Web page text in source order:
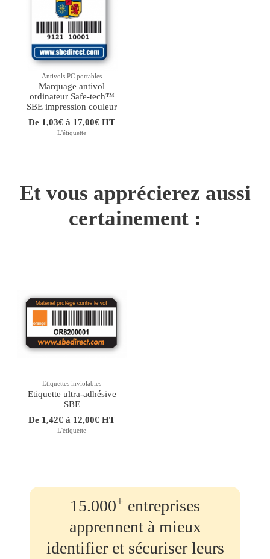
Antivols PC portables
Marquage antivol
ordinateur Safe-tech™
SBE impression couleur
De 1,03€ à 17,00€ HT
L'étiquette
Et vous apprécierez aussi
certainement :
Etiquettes inviolables
Etiquette ultra-adhésive
SBE
De 1,42€ à 12,00€ HT
L'étiquette
15.000+ entreprises
apprennent à mieux
identifier et sécuriser leurs